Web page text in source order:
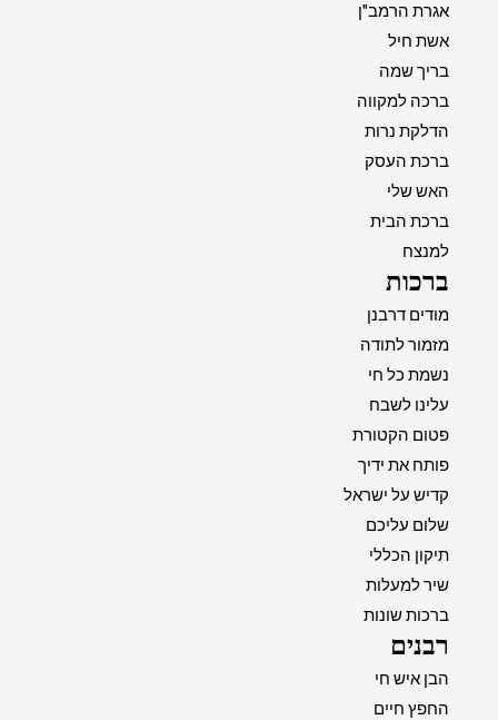
אגרת הרמב"ן
אשת חיל
בריך שמה
ברכה למקווה
הדלקת נרות
ברכת העסק
האש שלי
ברכת הבית
למנצח
ברכות
מודים דרבנן
מזמור לתודה
נשמת כל חי
עלינו לשבח
פטום הקטורת
פותח את ידיך
קדיש על ישראל
שלום עליכם
תיקון הכללי
שיר למעלות
ברכות שונות
רבנים
הבן איש חי
החפץ חיים